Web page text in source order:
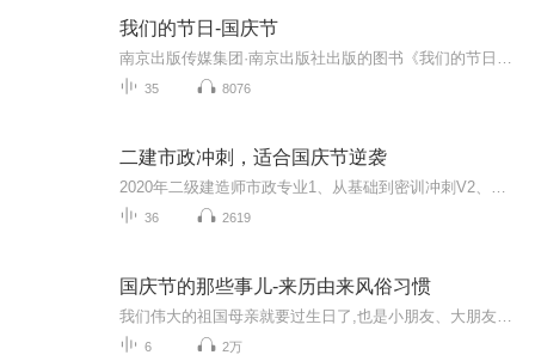
我们的节日-国庆节
35 8076
二建市政冲刺，适合国庆节逆袭
36 2619
国庆节的那些事儿-来历由来风俗习惯
6 2万